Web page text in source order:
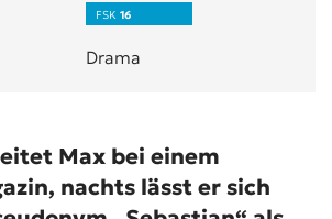
FSK 16
Drama
Max bei einem
nachts lässt er sich